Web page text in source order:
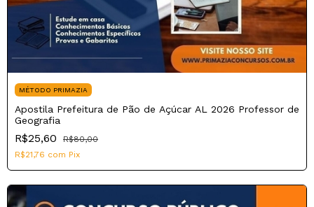
MÉTODO PRIMAZIA
Apostila Prefeitura de Pão de Açúcar AL 2026 Professor de
Geografia
R$25,60
R$80,00
R$21,76 com Pix